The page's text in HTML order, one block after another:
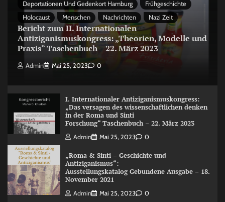
Deportationen Und Gedenkort Hamburg
Frühgeschichte
Holocaust
Menschen Nachrichten Nazi Zeit
Bericht zum II. Internationalen
Antiziganismuskongress: „Theorien, Modelle und
Praxis“ Taschenbuch – 22. März 2023
Admin Mai 25, 2023 0
I. Internationaler Antiziganismuskongress:
„Das versagen des wissenschaftlichen denken
in der Roma und Sinti
Forschung“ Taschenbuch – 22. März 2023
Admin Mai 25, 2023 0
„Roma & Sinti – Geschichte und
Antiziganismus“:
Ausstellungskatalog Gebundene Ausgabe – 18.
November 2021
Admin Mai 25, 2023 0